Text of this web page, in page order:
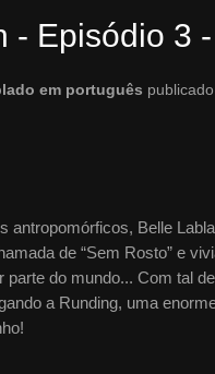
- Episódio 3
em português
antropomórficos, Belle
de “Sem Rosto” e
parte do mundo... Com tal
a Runding, uma